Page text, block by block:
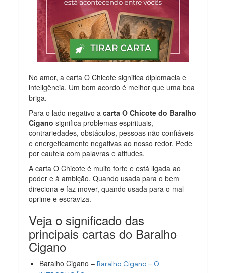
No amor, a carta O Chicote significa diplomacia e
inteligência. Um bom acordo é melhor que uma boa
briga.
Para o lado negativo acarta O Chicote do Baralho
Cigano significa problemas espirituais,
contrariedades, obstáculos, pessoas não confiáveis
e energeticamente negativas ao nosso redor. Pede
por cautela com palavras e atitudes.
A carta O Chicote é muito forte e está ligada ao
poder e à ambição. Quando usada para o bem
direciona e faz mover, quando usada para o mal
oprime e escraviza.
Veja o significado das
principais cartas do Baralho
Cigano
Baralho Cigano –Baralho Cigano – O